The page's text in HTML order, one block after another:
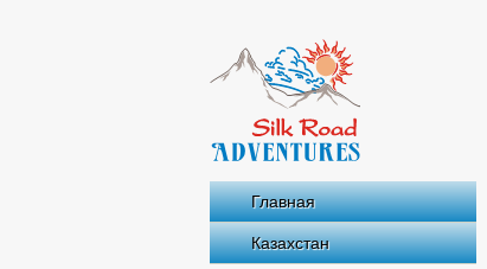
Главная
Казахстан